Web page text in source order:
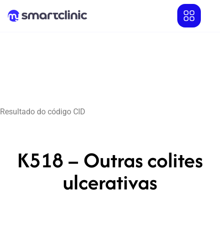
Resultado do código CID
K518 – Outras colites
ulcerativas